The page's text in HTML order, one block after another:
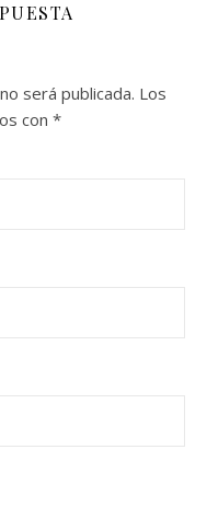
será publicada. Los
con *